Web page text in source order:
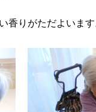
香りがただよいま